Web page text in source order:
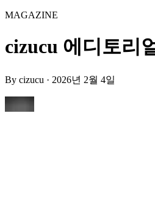
MAGAZINE
cizucu 에디토리
By cizucu · 2026년 2월 4일